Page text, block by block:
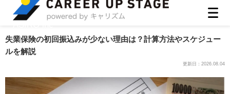
失業保険の初回振込みが少ない理由は？計算方法やスケジュー
ルを解説
更新日：2026.08.04